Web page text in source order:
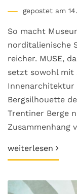
gepostet am
So macht
norditalienische
reicher. MUSE,
setzt sowohl mit
Innenarchitektur
Bergsilhouette
Trentiner Berge
Zusammenhang
weiterlesen